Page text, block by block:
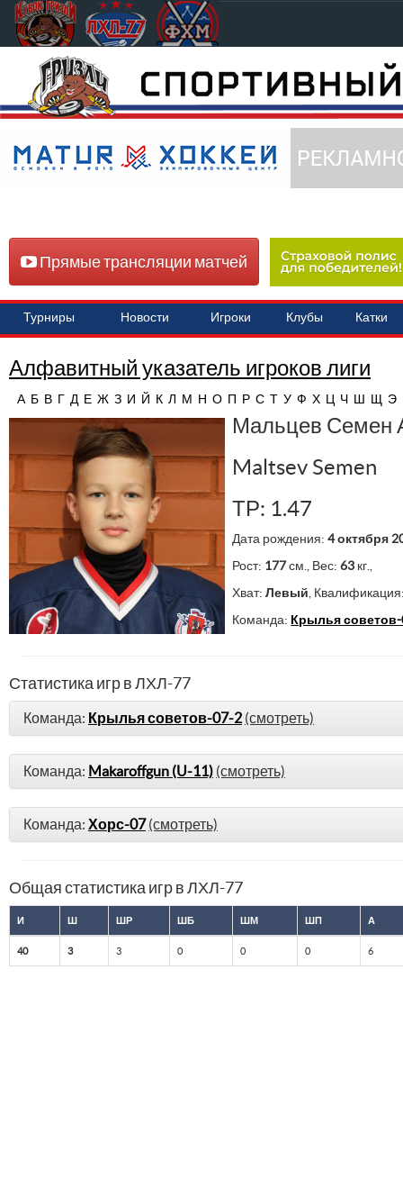
Прямые трансляции матчей
Турниры Новости Игроки Клубы Катки
Алфавитный указатель игроков лиги
А Б В Г Д Е Ж З И Й К Л М Н О П Р С Т У Ф Х Ц Ч Ш Щ Э
Мальцев Семен
Maltsev Semen
ТР: 1.47
Дата рождения:4 октября
Рост: 177см., Вес:63 кг.,
Хват:Левый ,
Команда: Крылья советов-
Статистика игр в ЛХЛ-77
Команда: Крылья советов-07-2 (смотреть)
Команда: Makaroffgun (U-11) (смотреть)
Команда: Хорс-07 (смотреть)
Общая статистика игр в ЛХЛ-77
И Ш ШР ШБ ШМ ШП А
40 3 3 0 0 0 6